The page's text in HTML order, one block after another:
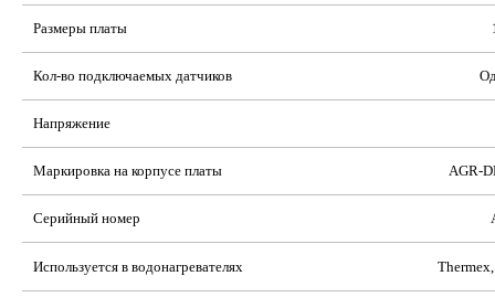
Размеры платы
Кол-во подключаемых датчиков
Напряжение
Маркировка на корпусе платы AGR-
Серийный номер
Используется в водонагревателях